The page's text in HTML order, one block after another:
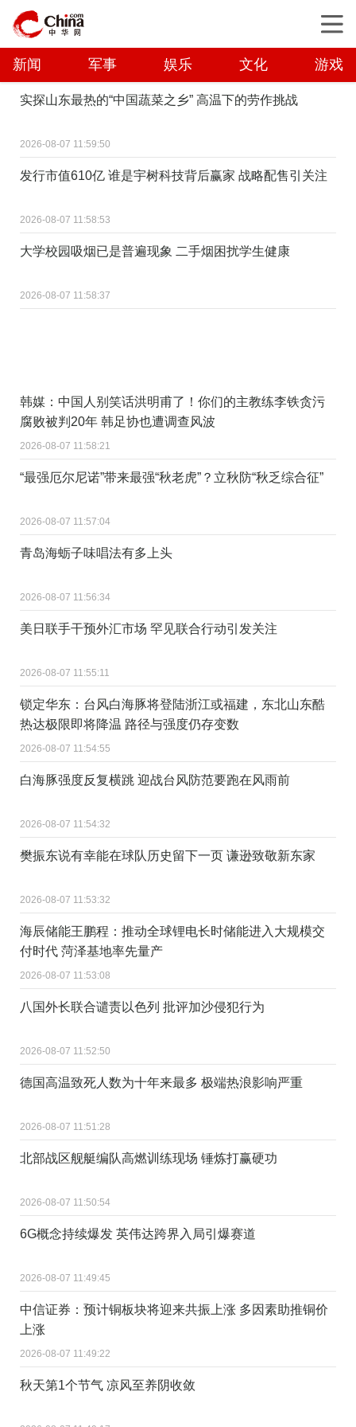
新闻 军事 娱乐 文化 游戏
实探山东最热的“中国蔬菜之乡” 高温下的劳作挑战
2026-08-07 11:59:50
发行市值610亿 谁是宇树科技背后赢家 战略配售引关注
2026-08-07 11:58:53
大学校园吸烟已是普遍现象 二手烟困扰学生健康
2026-08-07 11:58:37
韩媒：中国人别笑话洪明甫了！你们的主教练李铁贪污
腐败被判20年 韩足协也遭调查风波
2026-08-07 11:58:21
“最强厄尔尼诺”带来最强“秋老虎”？立秋防“秋乏综合征”
2026-08-07 11:57:04
青岛海蛎子味唱法有多上头
2026-08-07 11:56:34
美日联手干预外汇市场 罕见联合行动引发关注
2026-08-07 11:55:11
锁定华东：台风白海豚将登陆浙江或福建，东北山东酷
热达极限即将降温 路径与强度仍存变数
2026-08-07 11:54:55
白海豚强度反复横跳 迎战台风防范要跑在风雨前
2026-08-07 11:54:32
樊振东说有幸能在球队历史留下一页 谦逊致敬新东家
2026-08-07 11:53:32
海辰储能王鹏程：推动全球锂电长时储能进入大规模交
付时代 菏泽基地率先量产
2026-08-07 11:53:08
八国外长联合谴责以色列 批评加沙侵犯行为
2026-08-07 11:52:50
德国高温致死人数为十年来最多 极端热浪影响严重
2026-08-07 11:51:28
北部战区舰艇编队高燃训练现场 锤炼打赢硬功
2026-08-07 11:50:54
6G概念持续爆发 英伟达跨界入局引爆赛道
2026-08-07 11:49:45
中信证券：预计铜板块将迎来共振上涨 多因素助推铜价
上涨
2026-08-07 11:49:22
秋天第1个节气 凉风至养阴收敛